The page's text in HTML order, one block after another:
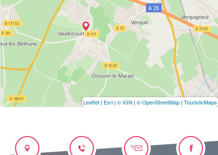
Leaflet | Esri | © IGN | © OpenStreetMap | TouristicMaps